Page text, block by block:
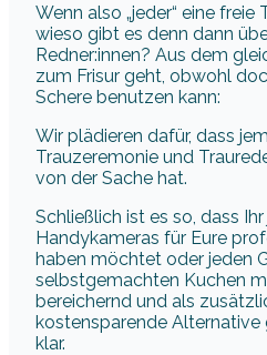
Wenn also „jeder“ eine
wieso gibt es denn dann
Redner:innen? Aus dem
zum Frisur geht, obwohl
Schere benutzen kann:
Wir plädieren dafür, dass
Trauzeremonie und
von der Sache hat.
Schließlich ist es so, dass
Handykameras für Eure
haben möchtet oder jeden
selbstgemachten Kuchen
bereichernd und als
kostensparende
klar.